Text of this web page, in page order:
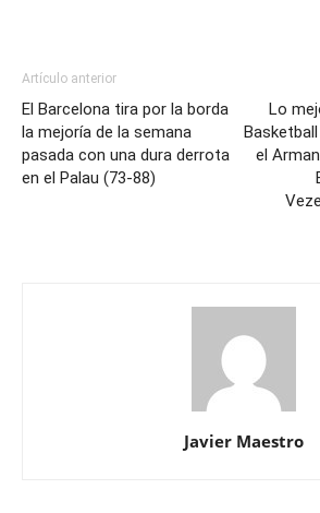
Artículo anterior
El Barcelona tira por la borda
la mejoría de la semana
pasada con una dura derrota
en el Palau (73-88)
Lo
el
Javier Maestro